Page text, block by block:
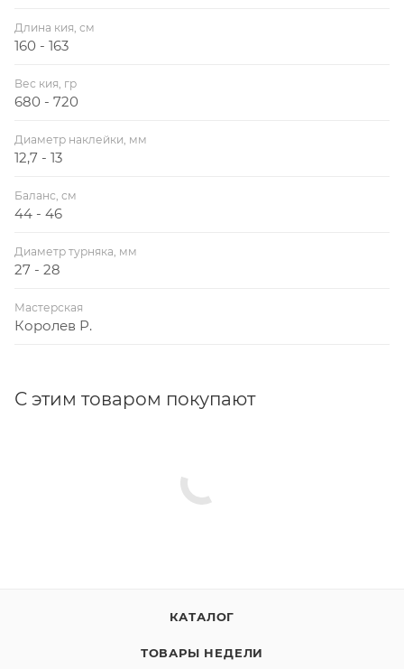
Длина кия, см
160 - 163
Вес кия, гр
680 - 720
Диаметр наклейки, мм
12,7 - 13
Баланс, см
44 - 46
Диаметр турняка, мм
27 - 28
Мастерская
Королев Р.
С этим товаром покупают
КАТАЛОГ
ТОВАРЫ НЕДЕЛИ